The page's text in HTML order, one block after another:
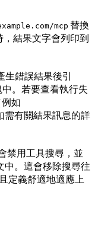
mcp 替換
結果文字會列印到
生錯誤結果後引
。若要查看執行失
例如
需有關結果訊息的詳
禁用工具搜尋，並
中。這會移除搜尋往
定義舒適地適應上